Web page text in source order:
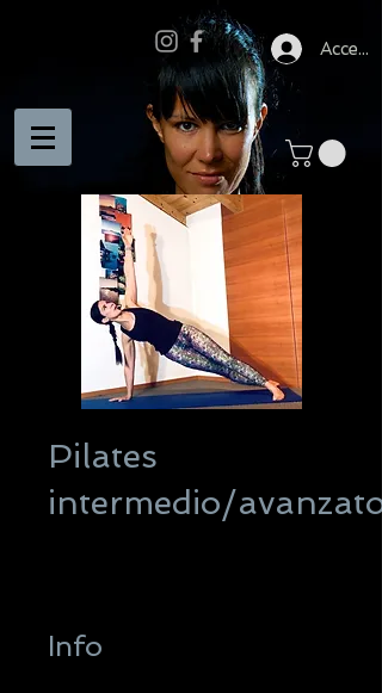
Accedi
Pilates
intermedio/avanzato
Info